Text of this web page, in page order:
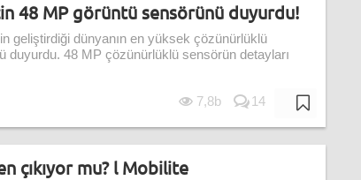
48 MP görüntü sensörünü duyurdu!
geliştirdiği dünyanın en yüksek çözünürlüklü
duyurdu. 48 MP çözünürlüklü sensörün detayları
7,8b 14
çıkıyor mu? l Mobilite